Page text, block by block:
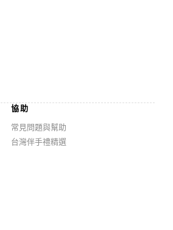
協助
常見問題與幫助
台灣伴手禮精選